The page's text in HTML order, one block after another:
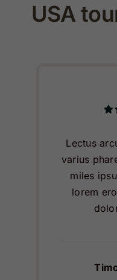
USA
Lectus
varius
miles
lorem